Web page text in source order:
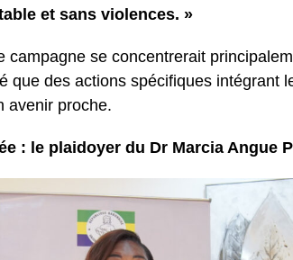
et sans violences. »
campagne se concentrerait
que des actions spécifiques intégrant
avenir proche.
: le plaidoyer du Dr Marcia Angue